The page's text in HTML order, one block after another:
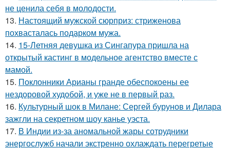
не ценила себя в молодости.
13. Настоящий мужской сюрприз: стриженова
похвасталась подарком мужа.
14. 15-Летняя девушка из Сингапура пришла на
открытый кастинг в модельное агентство вместе с
мамой.
15. Поклонники Арианы гранде обеспокоены ее
нездоровой худобой, и уже не в первый раз.
16. Культурный шок в Милане: Сергей бурунов и Дилара
зажгли на секретном шоу канье уэста.
17. В Индии из-за аномальной жары сотрудники
энергослужб начали экстренно охлаждать перегретые